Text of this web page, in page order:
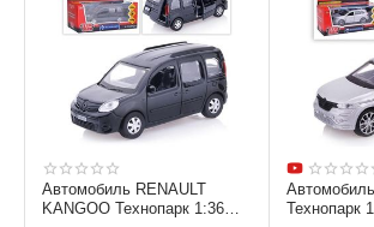
Автомобиль RENAULT
KANGOO Технопарк 1:36
Технопарк